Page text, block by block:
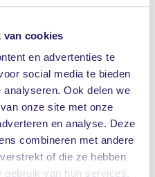
van cookies
en advertenties te
social media te bieden
Ook delen we
onze site met onze
en analyse. Deze
combineren met andere
of die ze hebben
van hun services.